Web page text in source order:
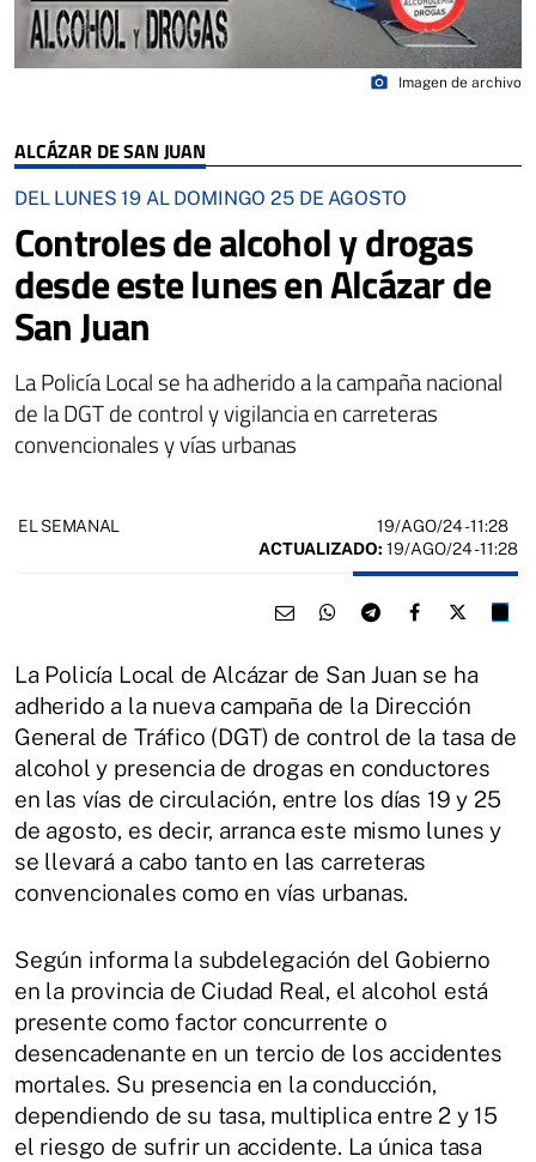
ALCÁZAR DE SAN JUAN
DEL LUNES 19 AL DOMINGO 25 DE AGOSTO
Controles de alcohol y drogas
desde este lunes en Alcázar de
San Juan
La Policía Local se ha adherido a la campaña nacional
de la DGT de control y vigilancia en carreteras
convencionales y vías urbanas
photo_camera Imagen de archivo
EL SEMANAL 19/AGO/24- 11:28
ACTUALIZADO: 19/AGO/24 - 11:28
La Policía Local de Alcázar de San Juan se ha
adherido a la nueva campaña de la Dirección
General de Tráfico (DGT) de control de la tasa de
alcohol y presencia de drogas en conductores
en las vías de circulación, entre los días 19 y 25
de agosto, es decir, arranca este mismo lunes y
se llevará a cabo tanto en las carreteras
convencionales como en vías urbanas.
Según informa la subdelegación del Gobierno
en la provincia de Ciudad Real, el alcohol está
presente como factor concurrente o
desencadenante en un tercio de los accidentes
mortales. Su presencia en la conducción,
dependiendo de su tasa, multiplica entre 2 y 15
el riesgo de sufrir un accidente. La única tasa